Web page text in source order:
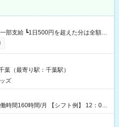
己負担となります ★日払いOK！
の日に現金GET♪ お仕事後はコンビニ
葉（最寄り駅：千葉駅）
ズ
/月 【シフト例】 12：00